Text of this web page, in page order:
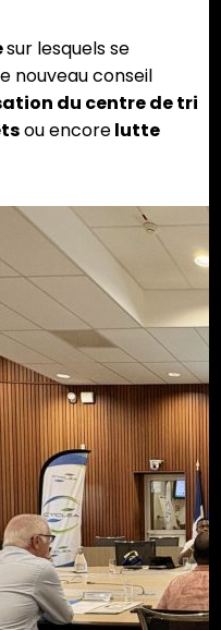
sur lesquels se
nouveau conseil
du centre de tri
ou encorelutte